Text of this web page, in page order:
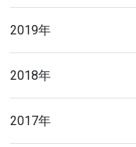
2019年
2018年
2017年